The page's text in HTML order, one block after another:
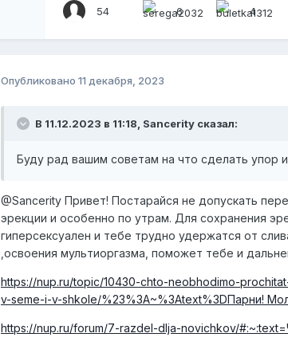
54 6 4
Опубликовано 11 декабря, 2023
В 11.12.2023 в 11:18, Sancerity сказал:
Буду рад вашим советам на что сделать упор
@Sancerity Привет! Постарайся не допускать
эрекции и особенно по утрам. Для сохранения
гиперсексуален и тебе трудно удержатся от
,освоения мультиоргазма, поможет тебе и
https://nup.ru/topic/10430-chto-neobhodimo-
v-seme-i-v-shkole/%23%3A~%3Atext%3DПарни!
https://nup.ru/forum/7-razdel-dlja-novichkov/